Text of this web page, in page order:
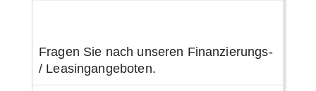
Fragen Sie nach unseren Finanzierungs-
/ Leasingangeboten.